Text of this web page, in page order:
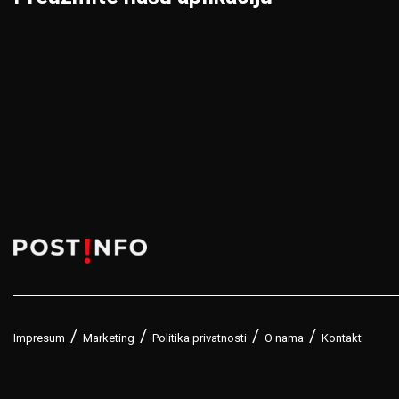
Impresum Marketing Politika privatnosti O nama Kontakt